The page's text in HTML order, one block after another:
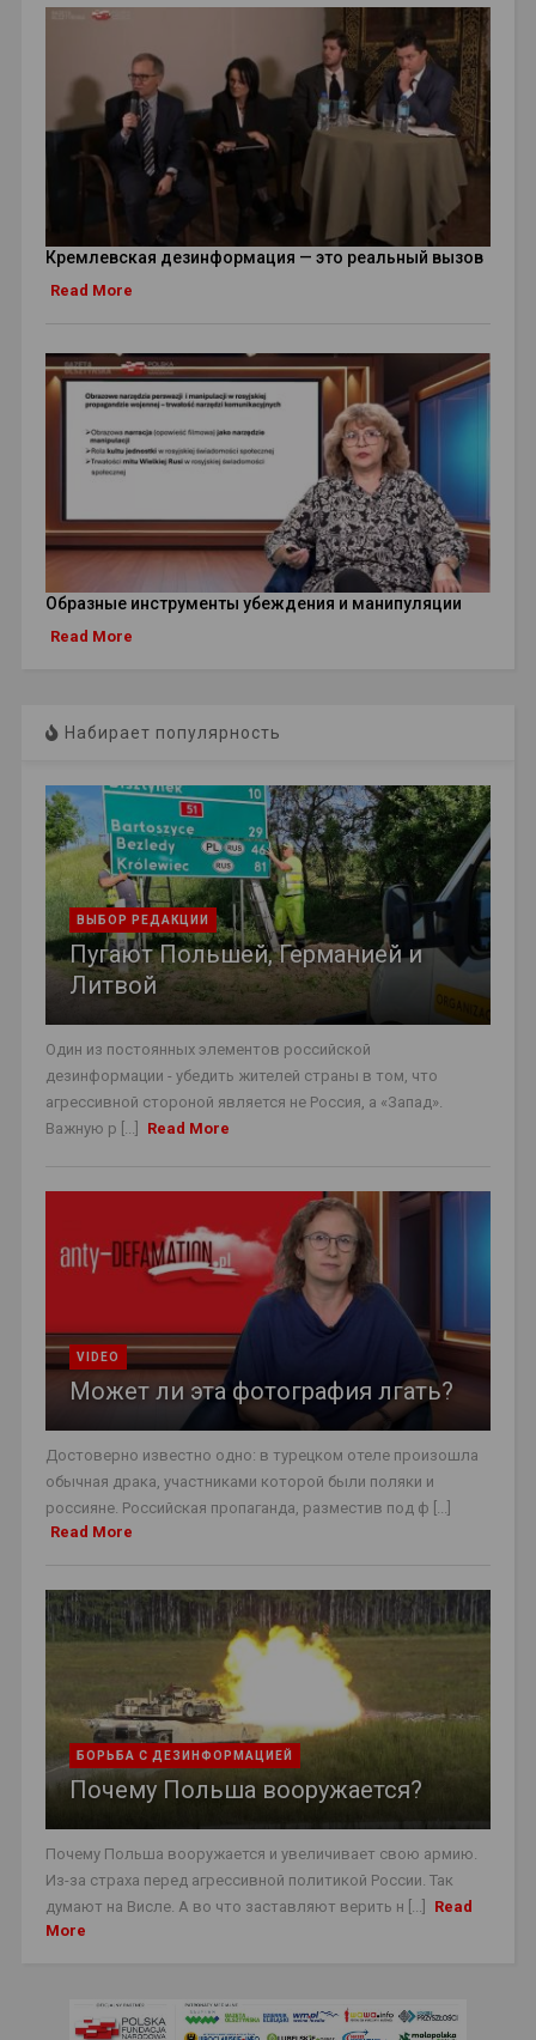
Кремлевская дезинформация — это реальный вызов
Read More
Образные инструменты убеждения и манипуляции
Read More
Набирает популярность
ВЫБОР РЕДАКЦИИ
Пугают Польшей, Германией и
Литвой
Один из постоянных элементов российской
дезинформации - убедить жителей страны в том, что
агрессивной стороной является не Россия, а «Запад».
Важную р [...]
Read More
VIDEO
Может ли эта фотография лгать?
Достоверно известно одно: в турецком отеле произошла
обычная драка, участниками которой были поляки и
россияне. Российская пропаганда, разместив под ф [...]
Read More
БОРЬБА С ДЕЗИНФОРМАЦИЕЙ
Почему Польша вооружается?
Почему Польша вооружается и увеличивает свою армию.
Из-за страха перед агрессивной политикой России. Так
думают на Висле. А во что заставляют верить н [...]
Read
More